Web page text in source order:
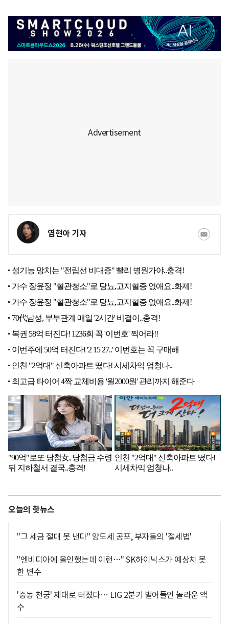
염현아 기자
오늘의 핫뉴스
"그 세금 절대 못 낸다" 양도세 공포, 부자들의 '절세법'
"엔비디아에 올인했는데 이런…" SK하이닉스가 예상치 못
한 변수
'중동 천궁' 제대로 터졌다… LIG 2분기 벌어들인 놀라운 액
수